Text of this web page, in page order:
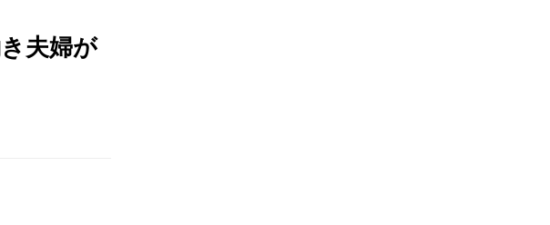
夫婦が